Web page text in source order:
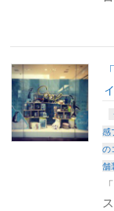
感
の
舗